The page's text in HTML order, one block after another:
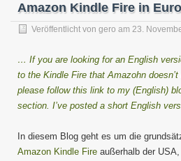
Amazon Kindle Fire in
Veröffentlicht von gero am 23.
… If you are looking for an English
to the Kindle Fire that Amazohn
please follow this link to my (English)
section. I’ve posted a short English
In diesem Blog geht es um die
Amazon Kindle Fire außerhalb der USA,